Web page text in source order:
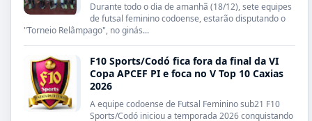
Durante todo o dia de amanhã (18/12), sete equipes
de futsal feminino codoense, estarão disputando o
"Torneio Relâmpago", no ginás...
F10 Sports/Codó fica fora da final da VI
Copa APCEF PI e foca no V Top 10 Caxias
2026
A equipe codoense de Futsal Feminino sub21 F10
Sports/Codó iniciou a temporada 2026 conquistando